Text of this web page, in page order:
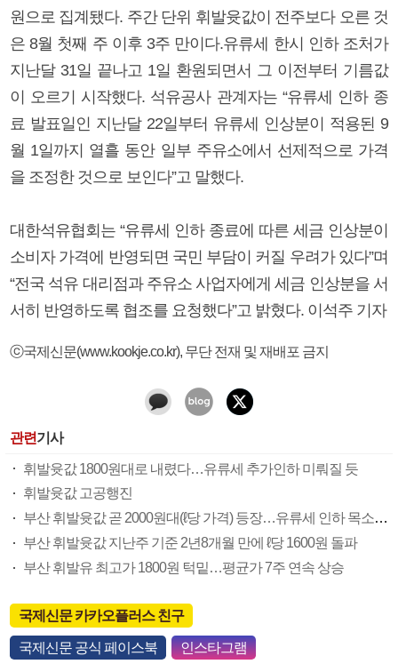
원으로 집계됐다. 주간 단위 휘발윳값이 전주보다 오른 것
은 8월 첫째 주 이후 3주 만이다.유류세 한시 인하 조처가
지난달 31일 끝나고 1일 환원되면서 그 이전부터 기름값
이 오르기 시작했다. 석유공사 관계자는 “유류세 인하 종
료 발표일인 지난달 22일부터 유류세 인상분이 적용된 9
월 1일까지 열흘 동안 일부 주유소에서 선제적으로 가격
을 조정한 것으로 보인다”고 말했다.
대한석유협회는 “유류세 인하 종료에 따른 세금 인상분이
소비자 가격에 반영되면 국민 부담이 커질 우려가 있다”며
“전국 석유 대리점과 주유소 사업자에게 세금 인상분을 서
서히 반영하도록 협조를 요청했다”고 밝혔다. 이석주 기자
ⓒ국제신문(www.kookje.co.kr), 무단 전재 및 재배포 금지
관련기사
휘발윳값 1800원대로 내렸다…유류세 추가인하 미뤄질 듯
휘발윳값 고공행진
부산 휘발윳값 곧 2000원대(ℓ당 가격) 등장…유류세 인하 목소리 커
부산 휘발윳값 지난주 기준 2년8개월 만에 ℓ당 1600원 돌파
부산 휘발유 최고가 1800원 턱밑…평균가 7주 연속 상승
국제신문 카카오플러스 친구
국제신문 공식 페이스북 인스타그램